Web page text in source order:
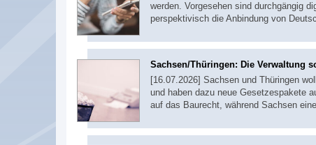
werden. Vorgesehen sind durchgängig
perspektivisch die Anbindung von
Sachsen/Thüringen: Die Verwaltung
[16.07.2026] Sachsen und Thüringen
und haben dazu neue Gesetzespakete
auf das Baurecht, während Sachsen